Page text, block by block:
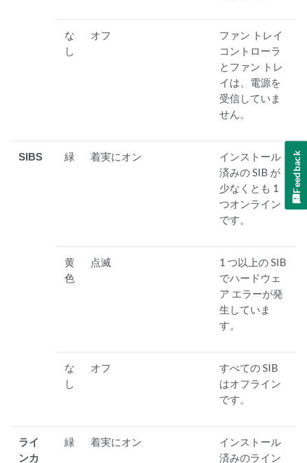
な
し
オフ
ファン トレイ
コントローラ
とファン トレ
イは、電源を
受信していま
せん。
SIBS 緑 着実にオン
インストール
済みの SIB が
少なくとも 1
つオンライン
です。
黄
色
点滅
1 つ以上の SIB
でハードウェ
ア エラーが発
生していま
す。
な
し
オフ
すべての SIB
はオフライン
です。
ライ
ンカ
緑 着実にオン
インストール
済みのライン
Feedback